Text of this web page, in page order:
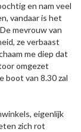
en nam veel
vandaar is het
mevrouw van
ze verbaast
me diep dat
omgezet
boot van 8.30 zal
eigenlijk
zich rot